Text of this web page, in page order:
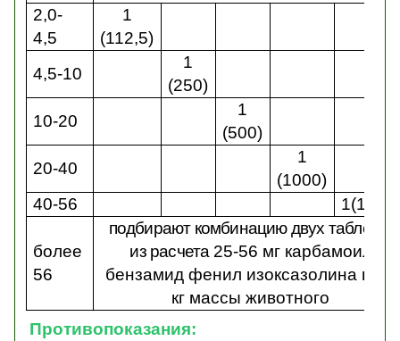
2,0-
4,5
1
(112,5)
4,5-10
1
(250)
10-20
1
(500)
20-40
1
(1000)
40-56
более
56
подбирают комбинацию двух таблеток
из расчета 25-56 мг карбамоил
бензамид фенил изоксазолина на 1
кг массы животного
Противопоказания: